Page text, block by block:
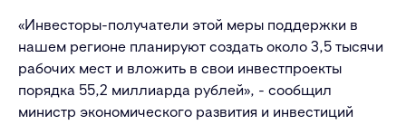
«Инвесторы-получатели этой меры поддержки в
нашем регионе планируют создать около 3,5 тысячи
рабочих мест и вложить в свои инвестпроекты
порядка 55,2 миллиарда рублей», - сообщил
министр экономического развития и инвестиций